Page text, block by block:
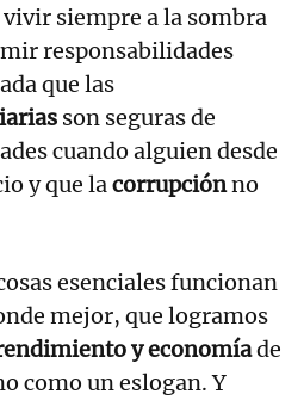
siempre a la sombra
responsabilidades
que las
son seguras de
cuando alguien desde
y que lacorrupciónno
esenciales funcionan
mejor, que logramos
y economíade
como un eslogan. Y